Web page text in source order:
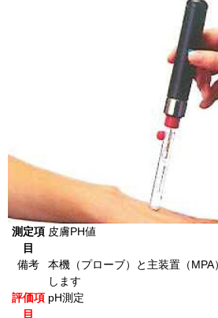
測定項
目
皮膚PH値
備考
本機（プローブ）と主装置（
します
評価項
目
pH測定